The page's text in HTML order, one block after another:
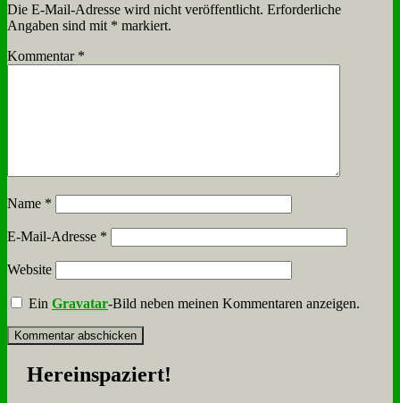
Die E-Mail-Adresse wird nicht veröffentlicht. Erforderliche
Angaben sind mit * markiert.
Kommentar *
Name *
E-Mail-Adresse *
Website
EinGravatar-Bild neben meinen Kommentaren anzeigen.
Her­ein­spa­ziert!